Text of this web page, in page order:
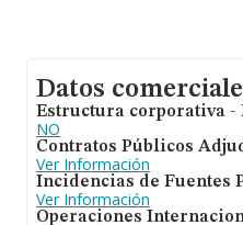
Datos
Estructura corporativa -
NO
Contratos Públicos
Ver Información
Incidencias de Fuentes
Ver Información
Operaciones